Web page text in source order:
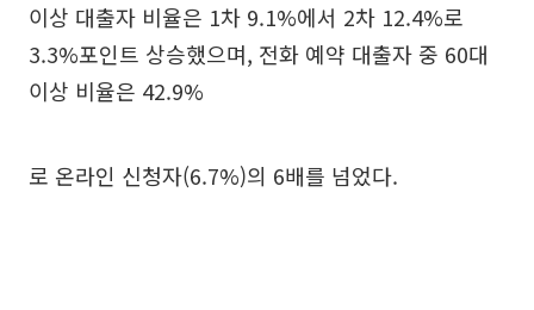
이상 대출자 비율은 1차 9.1%에서 2차 12.4%로
3.3%포인트 상승했으며, 전화 예약 대출자 중 60대
이상 비율은 42.9%
로 온라인 신청자(6.7%)의 6배를 넘었다.